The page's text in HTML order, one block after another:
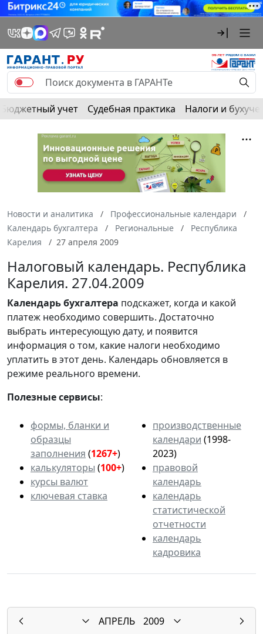
Бюджетный учет Судебная практика Налоги и
Новости и аналитика
Профессиональные календари
Календарь бухгалтера
Региональные
Республика
Карелия
27 апреля 2009
Налоговый календарь. Республика
Карелия. 27.04.2009
Календарьбухгалтера подскажет, когда и какой
платеж необходимо совершить. Достаточно
выбрать интересующую дату, и появится
информация о том, какие налоги необходимо
уплатить в этот день. Календарь обновляется в
режиме реального времени.
Полезные сервисы:
формы, бланки и
образцы
заполнения (1267+)
калькуляторы (100+)
курсы валют
ключевая ставка
производственные
календари (1998-
2023)
правовой
календарь
календарь
статистической
отчетности
календарь
кадровика
АПРЕЛЬ
2009